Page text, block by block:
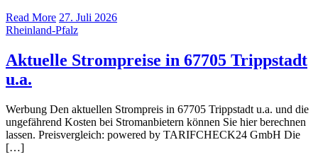
Read More 27. Juli 2026
Rheinland-Pfalz
Aktuelle Strompreise in 67705 Trippstadt
u.a.
Werbung Den aktuellen Strompreis in 67705 Trippstadt u.a. und die
ungefährend Kosten bei Stromanbietern können Sie hier berechnen
lassen. Preisvergleich: powered by TARIFCHECK24 GmbH Die
[…]